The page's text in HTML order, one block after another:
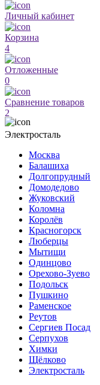
Личный кабинет
Корзина
4
Отложенные
0
Сравнение товаров
2
Электросталь
Москва
Балашиха
Долгопрудный
Домодедово
Жуковский
Коломна
Королёв
Красногорск
Люберцы
Мытищи
Одинцово
Орехово-Зуево
Подольск
Пушкино
Раменское
Реутов
Сергиев Посад
Серпухов
Химки
Щёлково
Электросталь